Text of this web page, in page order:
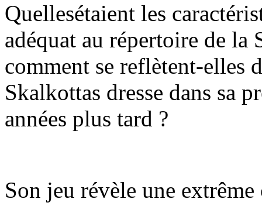
Quellesétaient les
adéquat au répertoire de la
comment se reflètent-elles
Skalkottas dresse dans sa
années plus tard ?
Son jeu révèle une